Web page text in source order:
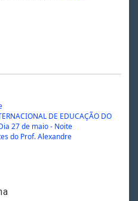
DE EDUCAÇÃO DO
27 de maio - Noite
do Prof. Alexandre